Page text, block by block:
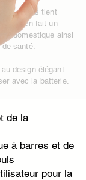
des doigts tient
qui en fait un
domestique ainsi
santé.
design élégant.
avec la batterie.
de la
à barres et de
pour la